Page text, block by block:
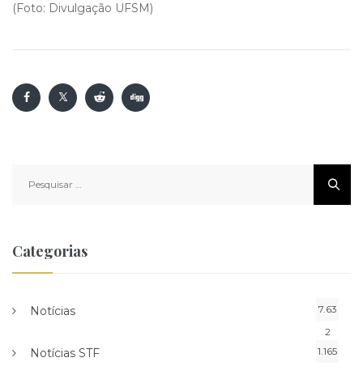
(Foto: Divulgação UFSM)
por:
Categorias
Notícias
7.63
2
Notícias STF 1.165